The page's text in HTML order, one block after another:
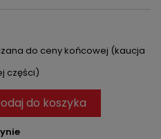
do ceny końcowej (kaucja
części)
do koszyka